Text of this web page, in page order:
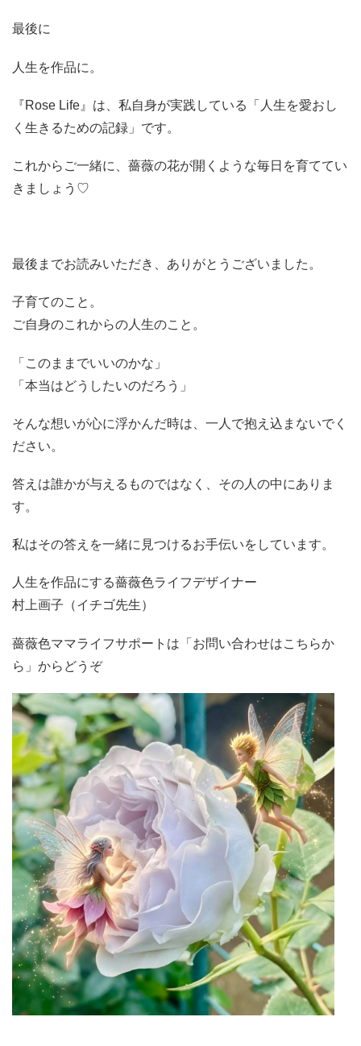
最後に
人生を作品に。
『Rose Life』は、私自身が実践している「人生を愛おし
く生きるための記録」です。
これからご一緒に、薔薇の花が開くような毎日を育ててい
きましょう♡
最後までお読みいただき、ありがとうございました。
子育てのこと。
ご自身のこれからの人生のこと。
「このままでいいのかな」
「本当はどうしたいのだろう」
そんな想いが心に浮かんだ時は、一人で抱え込まないでく
ださい。
答えは誰かが与えるものではなく、その人の中にありま
す。
私はその答えを一緒に見つけるお手伝いをしています。
人生を作品にする薔薇色ライフデザイナー
村上画子（イチゴ先生）
薔薇色ママライフサポートは「お問い合わせはこちらか
ら」からどうぞ